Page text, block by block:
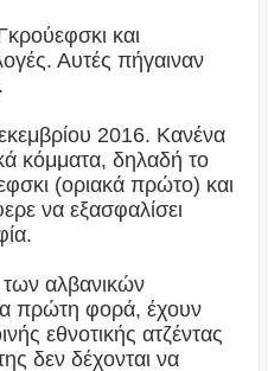
και
Αυτές πήγαιναν
2016. Κανένα
κόμματα, δηλαδή το
(οριακά πρώτο) και
να εξασφαλίσει
των αλβανικών
πρώτη φορά, έχουν
εθνοτικής ατζέντας
δεν δέχονται να